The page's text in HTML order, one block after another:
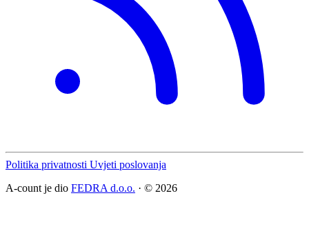
Politika privatnosti Uvjeti poslovanja
A-count je dio FEDRA d.o.o. · © 2026